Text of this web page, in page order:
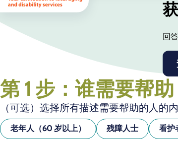
回
第 1 步：谁需要帮助
（可选）选择所有描述需要帮助的人的
老年人（60 岁以上） 残障人士 看护